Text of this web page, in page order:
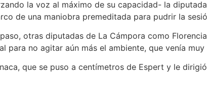
la voz al máximo de su capacidad- la
de una maniobra premeditada para pudrir la
otras diputadas de La Cámpora como
para no agitar aún más el ambiente, que venía
que se puso a centímetros de Espert y le